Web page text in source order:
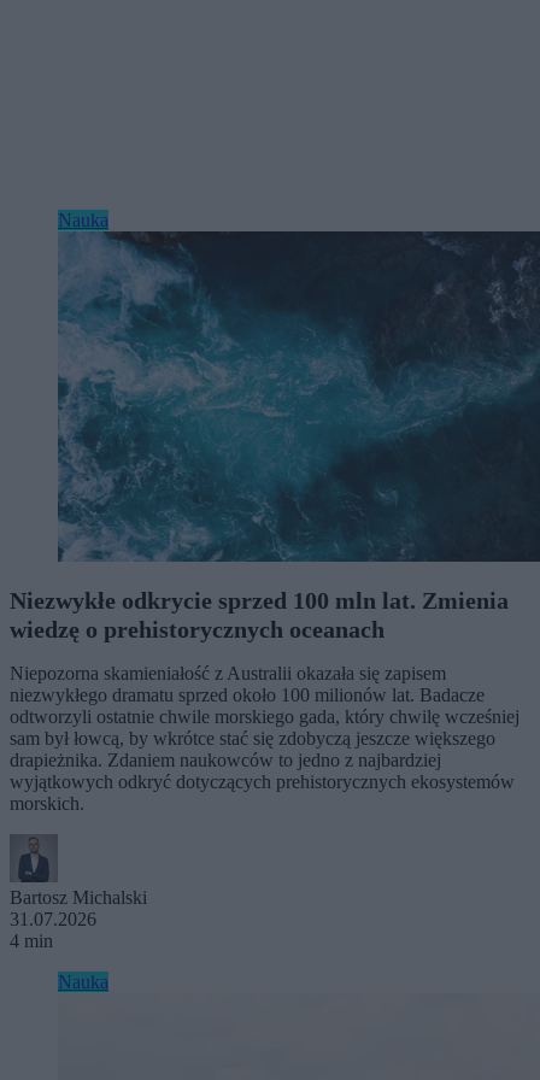
Nauka
Niezwykłe odkrycie sprzed 100 mln lat. Zmienia
wiedzę o prehistorycznych oceanach
Niepozorna skamieniałość z Australii okazała się zapisem
niezwykłego dramatu sprzed około 100 milionów lat. Badacze
odtworzyli ostatnie chwile morskiego gada, który chwilę wcześniej
sam był łowcą, by wkrótce stać się zdobyczą jeszcze większego
drapieżnika. Zdaniem naukowców to jedno z najbardziej
wyjątkowych odkryć dotyczących prehistorycznych ekosystemów
morskich.
Bartosz Michalski
31.07.2026
4 min
Nauka